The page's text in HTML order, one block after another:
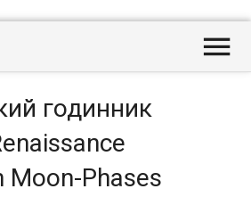

годинник
Moon-Phases